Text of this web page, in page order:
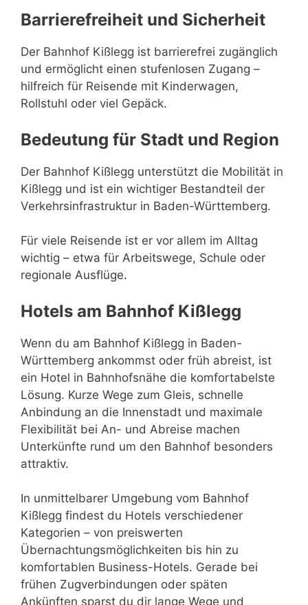
Barrierefreiheit und Sicherheit
Der Bahnhof Kißlegg ist barrierefrei zugänglich
und ermöglicht einen stufenlosen Zugang –
hilfreich für Reisende mit Kinderwagen,
Rollstuhl oder viel Gepäck.
Bedeutung für Stadt und Region
Der Bahnhof Kißlegg unterstützt die Mobilität in
Kißlegg und ist ein wichtiger Bestandteil der
Verkehrsinfrastruktur in Baden-Württemberg.
Für viele Reisende ist er vor allem im Alltag
wichtig – etwa für Arbeitswege, Schule oder
regionale Ausflüge.
Hotels am Bahnhof Kißlegg
Wenn du am Bahnhof Kißlegg in Baden-
Württemberg ankommst oder früh abreist, ist
ein Hotel in Bahnhofsnähe die komfortabelste
Lösung. Kurze Wege zum Gleis, schnelle
Anbindung an die Innenstadt und maximale
Flexibilität bei An- und Abreise machen
Unterkünfte rund um den Bahnhof besonders
attraktiv.
In unmittelbarer Umgebung vom Bahnhof
Kißlegg findest du Hotels verschiedener
Kategorien – von preiswerten
Übernachtungsmöglichkeiten bis hin zu
komfortablen Business-Hotels. Gerade bei
frühen Zugverbindungen oder späten
Ankünften sparst du dir lange Wege und